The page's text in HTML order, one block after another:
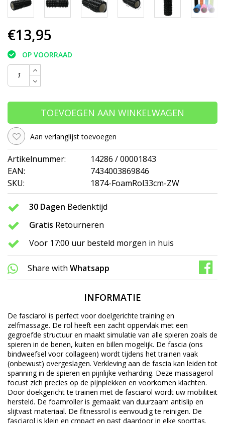
€13,95
OP VOORRAAD
TOEVOEGEN AAN WINKELWAGEN
Aan verlanglijst toevoegen
Artikelnummer:
14286 / 00001843
EAN:
7434003869846
SKU:
1874-FoamRol33cm-ZW
30 Dagen Bedenktijd
Gratis Retourneren
Voor 17:00 uur besteld morgen in huis
Share with Whatsapp
INFORMATIE
De fasciarol is perfect voor doelgerichte training en
zelfmassage. De rol heeft een zacht oppervlak met een
gegroefde structuur en maakt simulatie van alle spieren zoals de
spieren in de benen, kuiten en billen mogelijk. De fascia (ons
bindweefsel voor collageen) wordt tijdens het trainen vaak
(onbewust) overgeslagen. Verkleving aan de fascia kan leiden tot
spanning in de spieren en pijnlijke verharding. Deze massagerol
focust zich precies op de pijnplekken en voorkomen klachten.
Door doekgericht te trainen met de fasciarol wordt uw mobiliteit
hersteld. De foamroller is gemaakt van duurzaam antislip en
slijtvast materiaal. De fitnessrol is eenvoudig te reinigen. De
fasciarol is klein en cmpact en past daardoor in elke sporttas.